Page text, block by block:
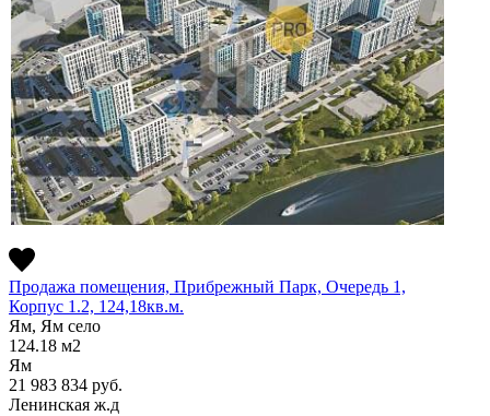
Продажа помещения, Прибрежный Парк, Очередь 1,
Корпус 1.2, 124,18кв.м.
Ям, Ям село
124.18 м2
Ям
21 983 834 руб.
Ленинская ж.д